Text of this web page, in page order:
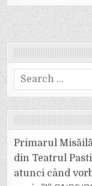
Search
for:
Primarul
din Teatrul
atunci când